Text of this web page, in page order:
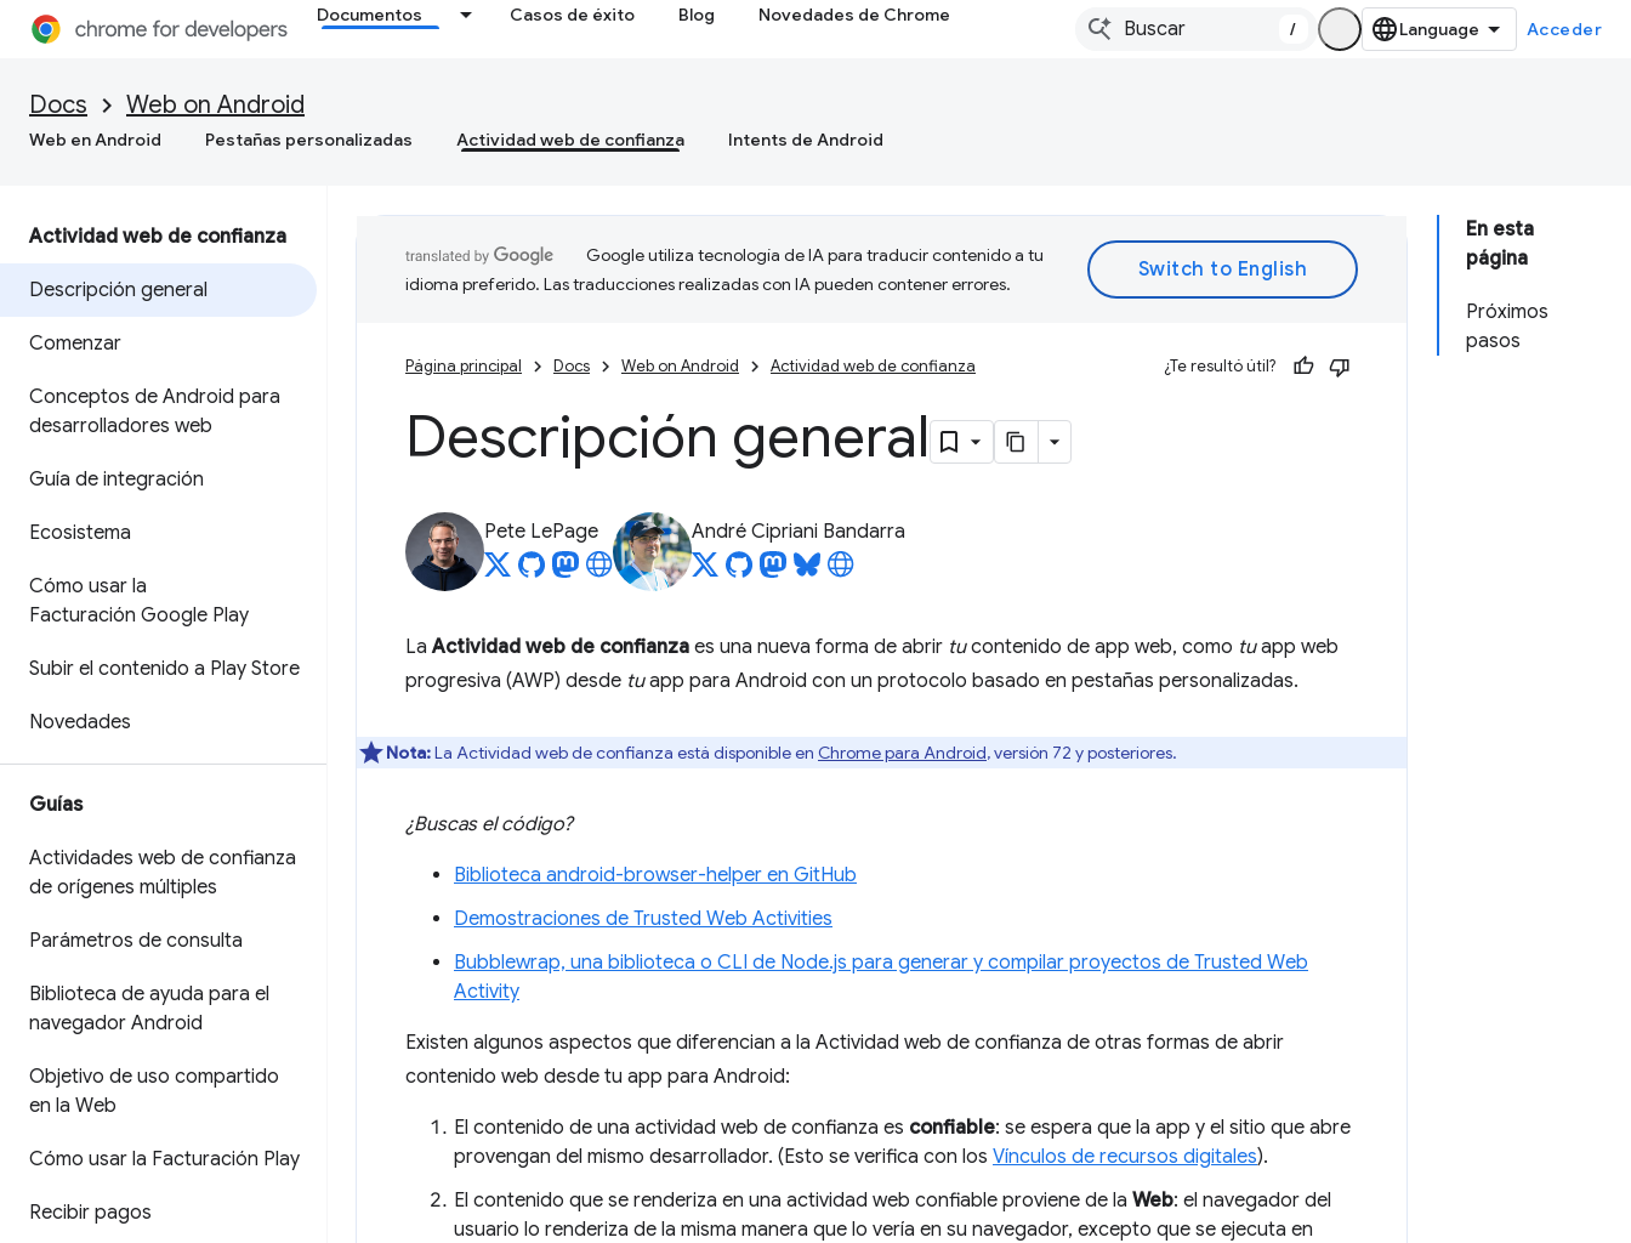
Documentos Casos de éxito Blog Novedades de Chrome
/ Acceder
Docs Web on Android
Web en Android Pestañas personalizadas Actividad web de confianza Intents de Android
Actividad web de confianza
Descripción general
Comenzar
Conceptos de Android para
desarrolladores web
Guía de integración
Ecosistema
Cómo usar la
Facturación Google Play
Subir el contenido a Play Store
Novedades
Guías
Actividades web de confianza
de orígenes múltiples
Parámetros de consulta
Biblioteca de ayuda para el
navegador Android
Objetivo de uso compartido
en la Web
Cómo usar la Facturación Play
Recibir pagos
En esta
página
Próximos
pasos
Google utiliza tecnología de IA para traducir contenido a tu
idioma preferido. Las traducciones realizadas con IA pueden contener errores.
Página principal Docs Web on Android Actividad web de confianza ¿Te resultó útil?
Descripción general
Pete LePage André Cipriani Bandarra
LaActividad web de confianza es una nueva forma de abrir tucontenido de app web, como tuapp web
progresiva (AWP) desde tuapp para Android con un protocolo basado en pestañas personalizadas.
Nota:La Actividad web de confianza está disponible en Chrome para Android, versión 72 y posteriores.
¿Buscas el código?
Biblioteca android-browser-helper en GitHub
Demostraciones de Trusted Web Activities
Bubblewrap, una biblioteca o CLI de Node.js para generar y compilar proyectos de Trusted Web
Activity
Existen algunos aspectos que diferencian a la Actividad web de confianza de otras formas de abrir
contenido web desde tu app para Android:
El contenido de una actividad web de confianza es confiable: se espera que la app y el sitio que abre
provengan del mismo desarrollador. (Esto se verifica con los Vínculos de recursos digitales).
El contenido que se renderiza en una actividad web confiable proviene de la Web: el navegador del
usuario lo renderiza de la misma manera que lo vería en su navegador, excepto que se ejecuta en